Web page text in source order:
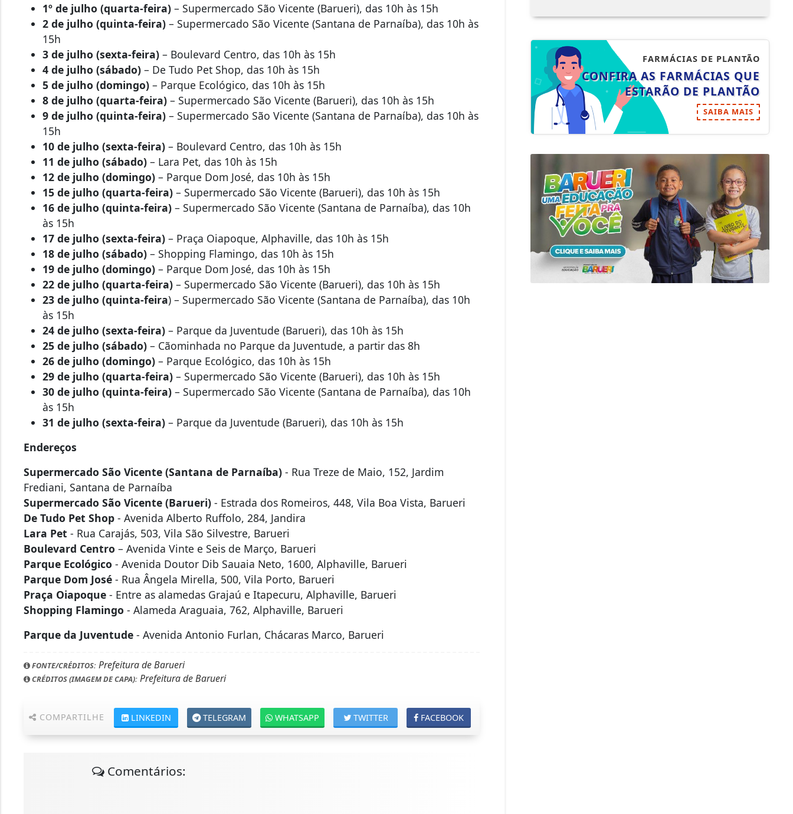
1º de julho (quarta-feira) – Supermercado São Vicente (Barueri), das 10h às 15h
2 de julho (quinta-feira) – Supermercado São Vicente (Santana de Parnaíba), das 10h às
15h
3 de julho (sexta-feira) – Boulevard Centro, das 10h às 15h
4 de julho (sábado) – De Tudo Pet Shop, das 10h às 15h
5 de julho (domingo) – Parque Ecológico, das 10h às 15h
8 de julho (quarta-feira)– Supermercado São Vicente (Barueri), das 10h às 15h
9 de julho (quinta-feira) – Supermercado São Vicente (Santana de Parnaíba), das 10h às
15h
10 de julho (sexta-feira) – Boulevard Centro, das 10h às 15h
11 de julho (sábado) – Lara Pet, das 10h às 15h
12 de julho (domingo)– Parque Dom José, das 10h às 15h
15 de julho (quarta-feira) – Supermercado São Vicente (Barueri), das 10h às 15h
16 de julho (quinta-feira) – Supermercado São Vicente (Santana de Parnaíba), das 10h
às 15h
17 de julho (sexta-feira)– Praça Oiapoque, Alphaville, das 10h às 15h
18 de julho (sábado)– Shopping Flamingo, das 10h às 15h
19 de julho (domingo)– Parque Dom José, das 10h às 15h
22 de julho (quarta-feira) – Supermercado São Vicente (Barueri), das 10h às 15h
23 de julho (quinta-feira) – Supermercado São Vicente (Santana de Parnaíba), das 10h
às 15h
24 de julho (sexta-feira)– Parque da Juventude (Barueri), das 10h às 15h
25 de julho (sábado)– Cãominhada no Parque da Juventude, a partir das 8h
26 de julho (domingo) – Parque Ecológico, das 10h às 15h
29 de julho (quarta-feira) – Supermercado São Vicente (Barueri), das 10h às 15h
30 de julho (quinta-feira) – Supermercado São Vicente (Santana de Parnaíba), das 10h
às 15h
31 de julho (sexta-feira) – Parque da Juventude (Barueri), das 10h às 15h
Endereços
Supermercado São Vicente (Santana de Parnaíba) - Rua Treze de Maio, 152, Jardim
Frediani, Santana de Parnaíba
Supermercado São Vicente (Barueri) - Estrada dos Romeiros, 448, Vila Boa Vista, Barueri
De Tudo Pet Shop- Avenida Alberto Ruffolo, 284, Jandira
Lara Pet - Rua Carajás, 503, Vila São Silvestre, Barueri
Boulevard Centro– Avenida Vinte e Seis de Março, Barueri
Parque Ecológico - Avenida Doutor Dib Sauaia Neto, 1600, Alphaville, Barueri
Parque Dom José - Rua Ângela Mirella, 500, Vila Porto, Barueri
Praça Oiapoque - Entre as alamedas Grajaú e Itapecuru, Alphaville, Barueri
Shopping Flamingo - Alameda Araguaia, 762, Alphaville, Barueri
Parque da Juventude - Avenida Antonio Furlan, Chácaras Marco, Barueri
FONTE/CRÉDITOS: Prefeitura de Barueri
CRÉDITOS (IMAGEM DE CAPA): Prefeitura de Barueri
COMPARTILHE FACEBOOK
TWITTER
WHATSAPP
TELEGRAM
LINKEDIN
Comentários:
FARMÁCIAS DE PLANTÃO
CONFIRA AS FARMÁCIAS QUE
ESTARÃO DE PLANTÃO
SAIBA MAIS